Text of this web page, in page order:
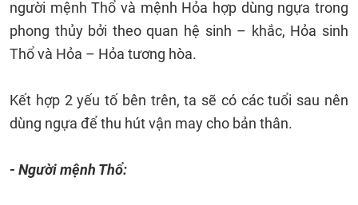
người mệnh Thổ và mệnh Hỏa hợp dùng ngựa trong
phong thủy bởi theo quan hệ sinh – khắc, Hỏa sinh
Thổ và Hỏa – Hỏa tương hòa.
Kết hợp 2 yếu tố bên trên, ta sẽ có các tuổi sau nên
dùng ngựa để thu hút vận may cho bản thân.
- Người mệnh Thổ: